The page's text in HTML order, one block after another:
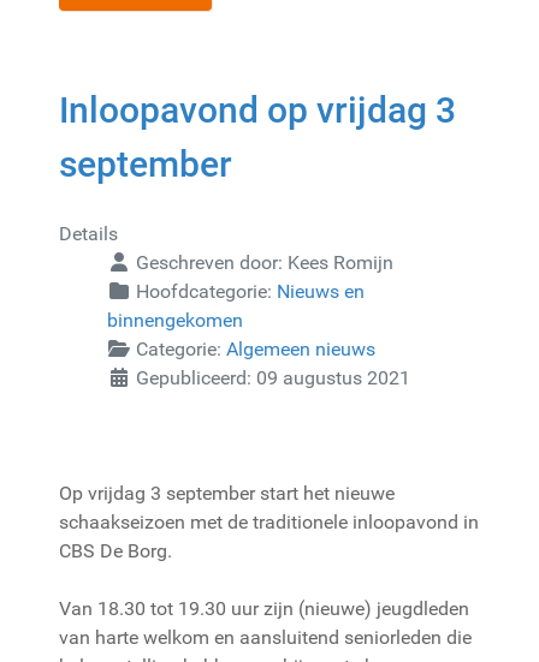
Inloopavond op vrijdag 3
september
Details
Geschreven door: Kees Romijn
Hoofdcategorie: Nieuws en
binnengekomen
Categorie: Algemeen nieuws
Gepubliceerd: 09 augustus 2021
Op vrijdag 3 september start het nieuwe
schaakseizoen met de traditionele inloopavond in
CBS De Borg.
Van 18.30 tot 19.30 uur zijn (nieuwe) jeugdleden
van harte welkom en aansluitend seniorleden die